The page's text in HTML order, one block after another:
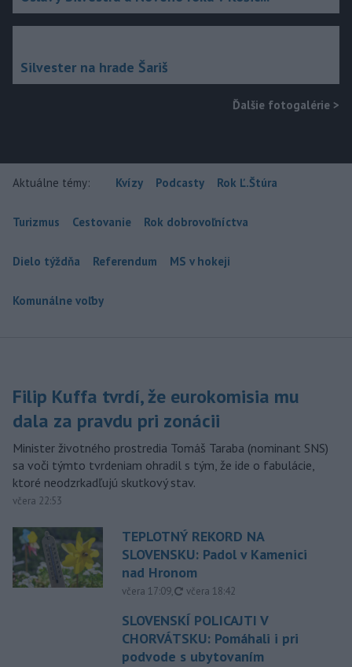
Silvester na hrade Šariš
Ďalšie fotogalérie >
Aktuálne témy: Kvízy Podcasty Rok Ľ.Štúra
Turizmus Cestovanie Rok dobrovoľníctva
Dielo týždňa Referendum MS v hokeji
Komunálne voľby
Filip Kuffa tvrdí, že eurokomisia mu
dala za pravdu pri zonácii
Minister životného prostredia Tomáš Taraba (nominant SNS)
sa voči týmto tvrdeniam ohradil s tým, že ide o fabulácie,
ktoré neodzrkadľujú skutkový stav.
včera 22:53
TEPLOTNÝ REKORD NA
SLOVENSKU: Padol v Kamenici
nad Hronom
včera 17:09, aktualizované
včera 18:42
SLOVENSKÍ POLICAJTI V
CHORVÁTSKU: Pomáhali i pri
podvode s ubytovaním